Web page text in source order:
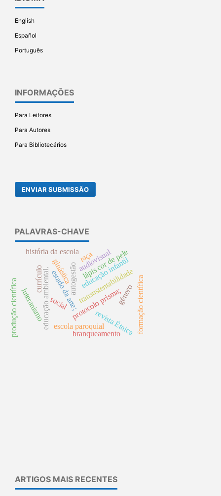
English
Español
Português
INFORMAÇÕES
Para Leitores
Para Autores
Para Bibliotecários
ENVIAR SUBMISSÃO
PALAVRAS-CHAVE
estado da arte;protocolo prisma;
educação ambiental. autogestãotransustentabilidadeformação científica
revista Étnica
escola paroquial
luteranismo
produção científica
educação infantil
lápis cor de pele
branqueamento
ginásticaaudiovisual
gênero
raça
história da escola
social
currículo
ARTIGOS MAIS RECENTES